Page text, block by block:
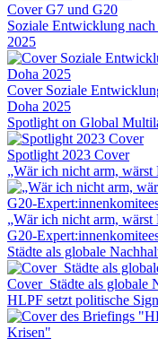
Cover G7 und G20
Soziale Entwicklung
2025
Cover Soziale
Doha 2025
Spotlight on Global
Spotlight 2023 Cover
„Wär ich nicht arm,
„Wär ich nicht arm, wärst
G20-
Städte als globale
Cover_Städte als globale
HLPF setzt politische